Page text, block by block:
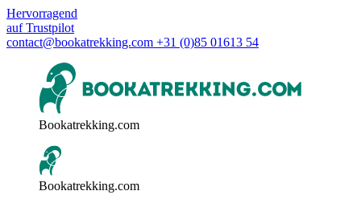
Hervorragend
auf Trustpilot
contact@bookatrekking.com +31 (0)85 01613 54
Bookatrekking.com
Bookatrekking.com